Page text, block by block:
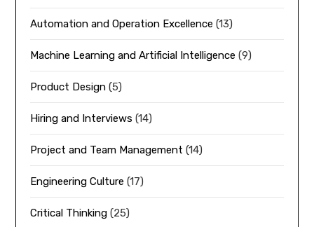
Automation and Operation Excellence (13)
Machine Learning and Artificial Intelligence (9)
Product Design (5)
Hiring and Interviews (14)
Project and Team Management (14)
Engineering Culture (17)
Critical Thinking (25)